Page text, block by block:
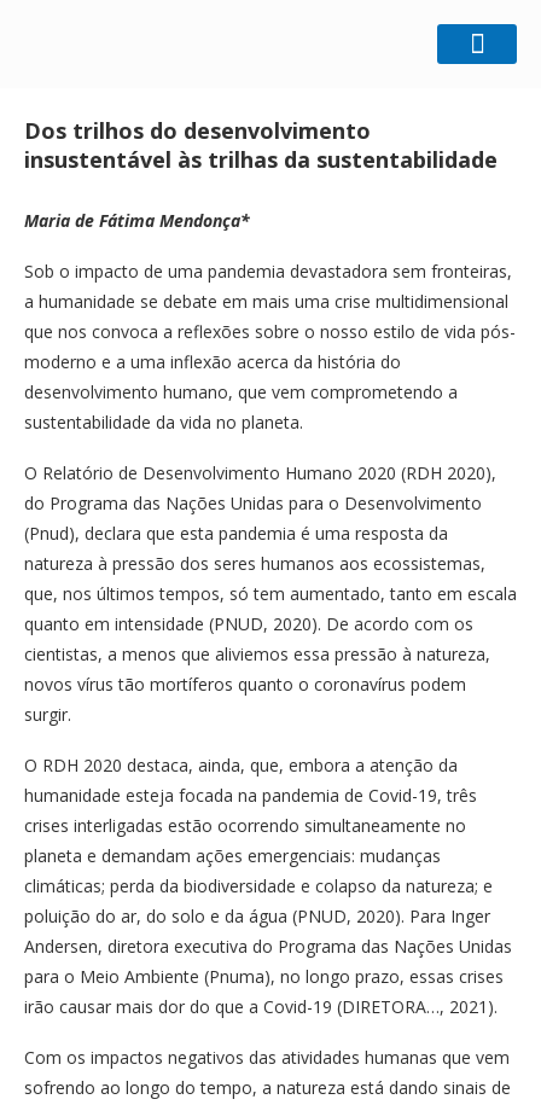
Dos trilhos do desenvolvimento
insustentável às trilhas da sustentabilidade
Maria de Fátima Mendonça*
Sob o impacto de uma pandemia devastadora sem fronteiras,
a humanidade se debate em mais uma crise multidimensional
que nos convoca a reflexões sobre o nosso estilo de vida pós-
moderno e a uma inflexão acerca da história do
desenvolvimento humano, que vem comprometendo a
sustentabilidade da vida no planeta.
O Relatório de Desenvolvimento Humano 2020 (RDH 2020),
do Programa das Nações Unidas para o Desenvolvimento
(Pnud), declara que esta pandemia é uma resposta da
natureza à pressão dos seres humanos aos ecossistemas,
que, nos últimos tempos, só tem aumentado, tanto em escala
quanto em intensidade (PNUD, 2020). De acordo com os
cientistas, a menos que aliviemos essa pressão à natureza,
novos vírus tão mortíferos quanto o coronavírus podem
surgir.
O RDH 2020 destaca, ainda, que, embora a atenção da
humanidade esteja focada na pandemia de Covid-19, três
crises interligadas estão ocorrendo simultaneamente no
planeta e demandam ações emergenciais: mudanças
climáticas; perda da biodiversidade e colapso da natureza; e
poluição do ar, do solo e da água (PNUD, 2020). Para Inger
Andersen, diretora executiva do Programa das Nações Unidas
para o Meio Ambiente (Pnuma), no longo prazo, essas crises
irão causar mais dor do que a Covid-19 (DIRETORA…, 2021).
Com os impactos negativos das atividades humanas que vem
sofrendo ao longo do tempo, a natureza está dando sinais de